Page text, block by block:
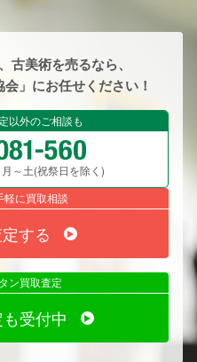
古美術を売るなら、
」にお任せください！
以外のご相談も
～土(祝祭日を除く)
に買取相談
する
ン買取査定
受付中